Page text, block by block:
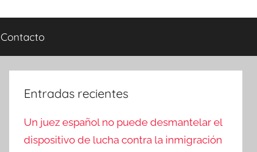
Contacto
Entradas recientes
Un juez español no puede desmantelar el
dispositivo de lucha contra la inmigración